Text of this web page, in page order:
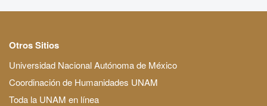
Otros Sitios
Universidad Nacional Autónoma de México
Coordinación de Humanidades UNAM
Toda la UNAM en línea